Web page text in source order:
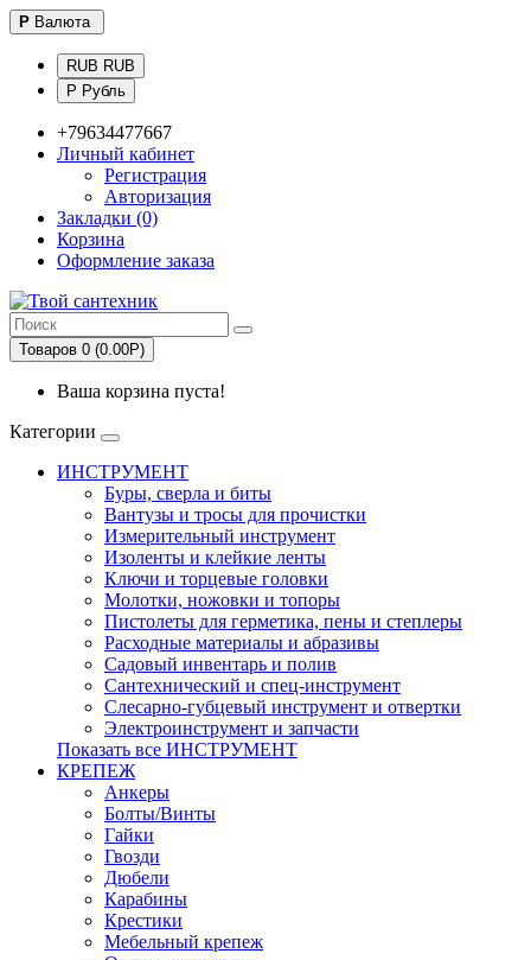
Р Валюта
RUB RUB
Р Рубль
+79634477667
Личный кабинет
Регистрация
Авторизация
Закладки (0)
Корзина
Оформление заказа
Товаров 0 (0.00Р)
Ваша корзина пуста!
Категории
ИНСТРУМЕНТ
Буры, сверла и биты
Вантузы и тросы для прочистки
Измерительный инструмент
Изоленты и клейкие ленты
Ключи и торцевые головки
Молотки, ножовки и топоры
Пистолеты для герметика, пены и степлеры
Расходные материалы и абразивы
Садовый инвентарь и полив
Сантехнический и спец-инструмент
Слесарно-губцевый инструмент и отвертки
Электроинструмент и запчасти
Показать все ИНСТРУМЕНТ
КРЕПЕЖ
Анкеры
Болты/Винты
Гайки
Гвозди
Дюбели
Карабины
Крестики
Мебельный крепеж